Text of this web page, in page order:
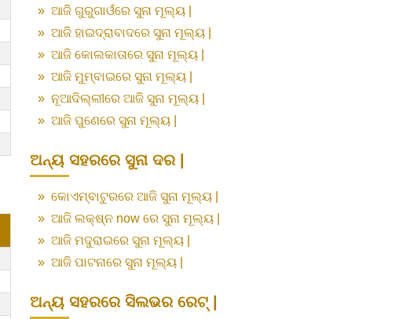
» ଆଜି ଗୁରୁଗାଓଁରେ ସୁନା ମୂଲ୍ୟ |
» ଆଜି ହାଇଦ୍ରାବାଦରେ ସୁନା ମୂଲ୍ୟ |
» ଆଜି କୋଲକାତାରେ ସୁନା ମୂଲ୍ୟ |
» ଆଜି ମୁମ୍ବାଇରେ ସୁନା ମୂଲ୍ୟ |
» ନୂଆଦିଲ୍ଲୀରେ ଆଜି ସୁନା ମୂଲ୍ୟ |
» ଆଜି ପୁଣେରେ ସୁନା ମୂଲ୍ୟ |
ଅନ୍ୟ ସହରରେ ସୁନା ଦର |
» କୋଏମ୍ବାଟୁରରେ ଆଜି ସୁନା ମୂଲ୍ୟ |
» ଆଜି ଲକ୍ଷ୍ନ now ରେ ସୁନା ମୂଲ୍ୟ |
» ଆଜି ମଦୁରାଇରେ ସୁନା ମୂଲ୍ୟ |
» ଆଜି ପାଟନାରେ ସୁନା ମୂଲ୍ୟ |
ଅନ୍ୟ ସହରରେ ସିଲଭର ରେଟ୍ |